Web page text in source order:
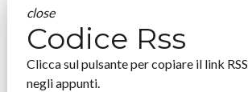
close
Codice Rss
Clicca sul pulsante per copiare il link RSS
negli appunti.